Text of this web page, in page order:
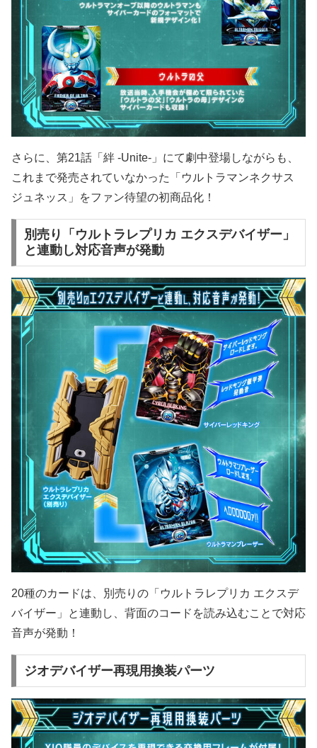
さらに、第21話「絆 -Unite-」にて劇中登場しながらも、
これまで発売されていなかった「ウルトラマンネクサス
ジュネッス」をファン待望の初商品化！
別売り「ウルトラレプリカ エクスデバイザー」
と連動し対応音声が発動
20種のカードは、別売りの「ウルトラレプリカ エクスデ
バイザー」と連動し、背面のコードを読み込むことで対応
音声が発動！
ジオデバイザー再現用換装パーツ